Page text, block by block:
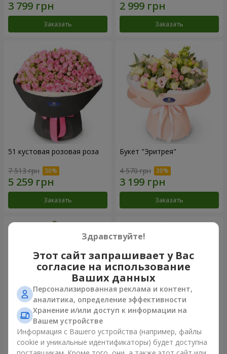
Заказать Заказать
51 кустовая розовая роза
7 513 грн
Заказать
Букет "Эритрея"
4 570 грн
Заказать
Букет "Nude Perfume"
2 822 грн
Букет "Розовая нежность"
4 227 грн
Здравствуйте!
Этот сайт запрашивает у Вас
согласие на использование
Ваших данных
Персонализированная реклама и контент,
аналитика, определение эффективности
Хранение и/или доступ к информации на
Вашем устройстве
Информация с Вашего устройства (например, файлы
cookie и уникальные идентификаторы) будет доступна